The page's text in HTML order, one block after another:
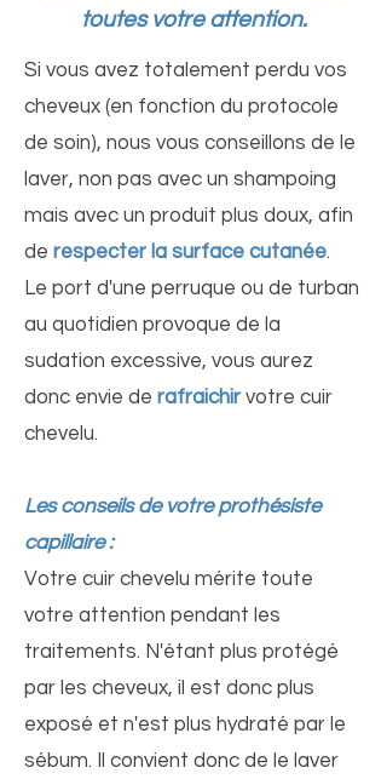
toutes votre attention.
Si vous avez totalement perdu vos
cheveux (en fonction du protocole
de soin), nous vous conseillons de le
laver, non pas avec un shampoing
mais avec un produit plus doux, afin
de respecter la surface cutanée.
Le port d'une perruque ou de turban
au quotidien provoque de la
sudation excessive, vous aurez
donc envie de rafraichir votre cuir
chevelu.
Les conseils de votre prothésiste
capillaire :
Votre cuir chevelu mérite toute
votre attention pendant les
traitements. N'étant plus protégé
par les cheveux, il est donc plus
exposé et n'est plus hydraté par le
sébum. Il convient donc de le laver